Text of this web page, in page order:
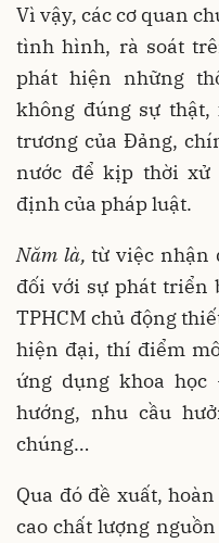
Vì vậy, các cơ quan
tình hình, rà soát
phát hiện những
không đúng sự
trương của Đảng,
nước để kịp thời
định của pháp luật.
Năm là, từ việc nhận
đối với sự phát triển
TPHCM chủ động
hiện đại, thí điểm
ứng dụng khoa
hướng, nhu cầu
chúng…
Qua đó đề xuất,
cao chất lượng